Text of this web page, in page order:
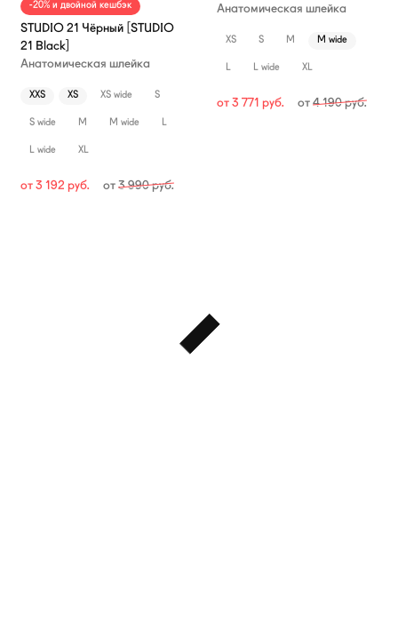
-20% и двойной кешбэк
STUDIO 21 Чёрный [STUDIO
21 Black]
Анатомическая шлейка
XXS XS XS wide S
S wide M M wide L
L wide XL
от 3 192 руб. от3 990руб.
Анатомическая шлейка
XS S M M wide
L L wide XL
от 3 771 руб. от4 190руб.